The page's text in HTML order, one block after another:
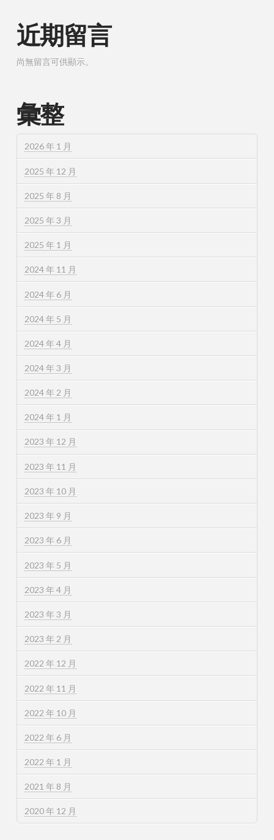
近期留言
尚無留言可供顯示。
彙整
2026 年 1 月
2025 年 12 月
2025 年 8 月
2025 年 3 月
2025 年 1 月
2024 年 11 月
2024 年 6 月
2024 年 5 月
2024 年 4 月
2024 年 3 月
2024 年 2 月
2024 年 1 月
2023 年 12 月
2023 年 11 月
2023 年 10 月
2023 年 9 月
2023 年 6 月
2023 年 5 月
2023 年 4 月
2023 年 3 月
2023 年 2 月
2022 年 12 月
2022 年 11 月
2022 年 10 月
2022 年 6 月
2022 年 1 月
2021 年 8 月
2020 年 12 月